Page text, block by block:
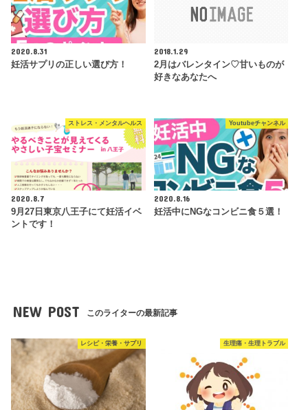
2020.8.31
妊活サプリの正しい選び方！
2018.1.29
2月はバレンタイン♡甘いものが
好きなあなたへ
ストレス・メンタルヘルス
2020.8.7
9月27日東京八王子にて妊活イベ
ントです！
Youtubeチャンネル
2020.8.16
妊活中にNGなコンビニ食５選！
NEW POST このライターの最新記事
レシピ・栄養・サプリ 生理痛・生理トラブル